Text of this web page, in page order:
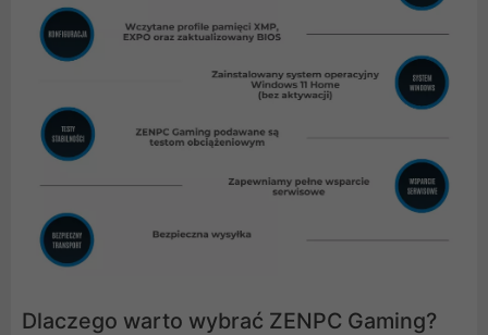
Dlaczego warto wybrać ZENPC Gaming?